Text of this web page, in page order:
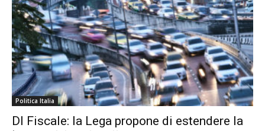
Politica Italia
Dl Fiscale: la Lega propone di estendere la